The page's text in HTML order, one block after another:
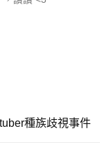
種族歧視事件